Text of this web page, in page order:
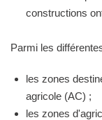
constructions
Parmi les
les zones
agricole (AC) ;
les zones